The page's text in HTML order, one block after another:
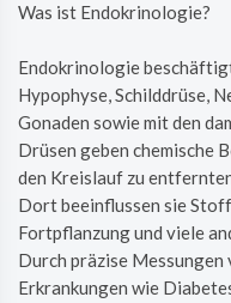
Was ist Endokrinologie?
Endokrinologie
Hypophyse, Schilddrüse,
Gonaden sowie mit den
Drüsen geben chemische
den Kreislauf zu
Dort beeinflussen sie
Fortpflanzung und viele
Durch präzise Messungen
Erkrankungen wie